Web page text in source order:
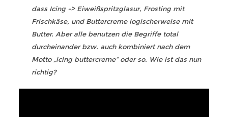
dass Icing -> Eiweißspritzglasur, Frosting mit
Frischkäse, und Buttercreme logischerweise mit
Butter. Aber alle benutzen die Begriffe total
durcheinander bzw. auch kombiniert nach dem
Motto „icing buttercreme“ oder so. Wie ist das nun
richtig?